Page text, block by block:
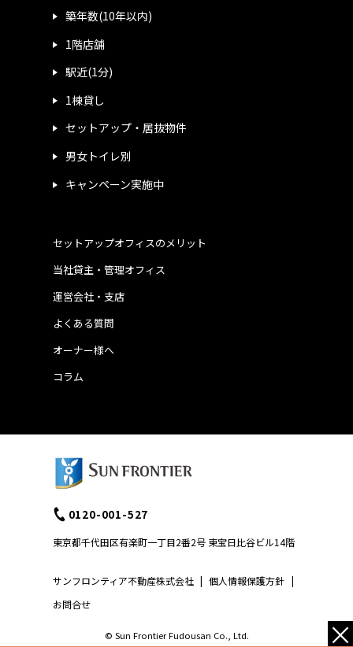
築年数(10年以内)
1階店舗
駅近(1分)
1棟貸し
セットアップ・居抜物件
男女トイレ別
キャンペーン実施中
運営会社・支店
よくある質問
当社貸主・管理オフィス
オーナー様へ
コラム
セットアップオフィスのメリット
サンフロンティア不動産株式会社 | 個人情報保護方針 |
お問合せ
0120-001-527
東京都千代田区有楽町一丁目2番2号 東宝日比谷ビル14階
© Sun Frontier Fudousan Co., Ltd. ×